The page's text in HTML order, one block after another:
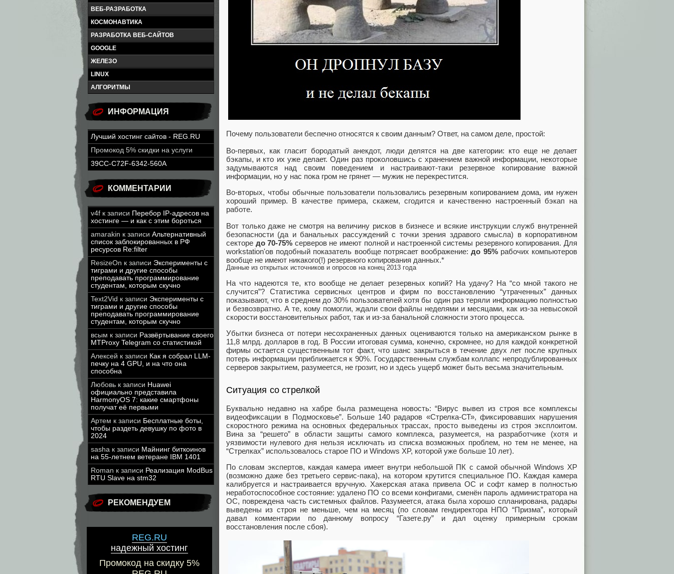
ВЕБ-РАЗРАБОТКА
КОСМОНАВТИКА
РАЗРАБОТКА ВЕБ-САЙТОВ
GOOGLE
ЖЕЛЕЗО
LINUX
АЛГОРИТМЫ
ИНФОРМАЦИЯ
Лучший хостинг сайтов - REG.RU
Промокод 5% скидки на услуги
39CC-C72F-6342-560A
КОММЕНТАРИИ
v4f к записи Перебор IP-адресов на
хостинге — и как с этим бороться
amarakin к записи Альтернативный
список заблокированных в РФ
ресурсов Re:filter
ResizeOn к записи Эксперименты с
тиграми и другие способы
преподавать программирование
студентам, которым скучно
Text2Vid к записи Эксперименты с
тиграми и другие способы
преподавать программирование
студентам, которым скучно
всым к записи Развёртывание своего
MTProxy Telegram со статистикой
Алексей к записи Как я собрал LLM-
печку на 4 GPU, и на что она
способна
Любовь к записи Huawei
официально представила
HarmonyOS 7: какие смартфоны
получат её первыми
Артем к записи Бесплатные боты,
чтобы раздеть девушку по фото в
2024
sasha к записи Майнинг биткоинов
на 55-летнем ветеране IBM 1401
Roman к записи Реализация ModBus
RTU Slave на stm32
РЕКОМЕНДУЕМ
REG.RU
надежный хостинг
Промокод на скидку 5%
Почему пользователи беспечно относятся к своим данным? Ответ, на самом деле, простой:
Во-первых, как гласит бородатый анекдот, люди делятся на две категории: кто еще не делает
бэкапы, и кто их уже делает. Один раз проколовшись с хранением важной информации, некоторые
задумываются над своим поведением и настраивают-таки резервное копирование важной
информации, но у нас пока гром не грянет — мужик не перекрестится.
Во-вторых, чтобы обычные пользователи пользовались резервным копированием дома, им нужен
хороший пример. В качестве примера, скажем, сгодится и качественно настроенный бэкап на
работе.
Вот только даже не смотря на величину рисков в бизнесе и всякие инструкции служб внутренней
безопасности (да и банальных рассуждений с точки зрения здравого смысла) в корпоративном
секторе до 70-75% серверов не имеют полной и настроенной системы резервного копирования. Для
workstation'ов подобный показатель вообще потрясает воображение: до 95%рабочих компьютеров
вообще не имеют никакого(!) резервного копирования данных.*
Данные из открытых источников и опросов на конец 2013 года
На что надеются те, кто вообще не делает резервных копий? На удачу? На “со мной такого не
случится”? Статистика сервисных центров и фирм по восстановлению “утраченных” данных
показывают, что в среднем до 30% пользователей хотя бы один раз теряли информацию полностью
и безвозвратно. А те, кому помогли, ждали свои файлы неделями и месяцами, как из-за невысокой
скорости восстановительных работ, так и из-за банальной сложности этого процесса.
Убытки бизнеса от потери несохраненных данных оцениваются только на американском рынке в
11,8 млрд. долларов в год. В России итоговая сумма, конечно, скромнее, но для каждой конкретной
фирмы остается существенным тот факт, что шанс закрыться в течение двух лет после крупных
потерь информации приближается к 90%. Государственным службам коллапс непродублированных
серверов закрытием, разумеется, не грозит, но и здесь ущерб может быть весьма значительным.
Ситуация со стрелкой
Буквально недавно на хабре была размещена новость: “Вирус вывел из строя все комплексы
видеофиксации в Подмосковье”. Больше 140 радаров «Стрелка-СТ», фиксировавших нарушения
скоростного режима на основных федеральных трассах, просто выведены из строя эксплоитом.
Вина за “решето” в области защиты самого комплекса, разумеется, на разработчике (хотя и
уязвимости нулевого дня нельзя исключать из списка возможных проблем, но тем не менее, на
“Стрелках” использовалось старое ПО и Windows XP, которой уже больше 10 лет).
По словам экспертов, каждая камера имеет внутри небольшой ПК с самой обычной Windows XP
(возможно даже без третьего сервис-пака), на котором крутится специальное ПО. Каждая камера
калибруется и настраивается вручную. Хакерская атака привела ОС и софт камер в полностью
неработоспособное состояние: удалено ПО со всеми конфигами, сменён пароль администратора на
ОС, повреждена часть системных файлов. Разумеется, атака была хорошо спланирована, радары
выведены из строя не меньше, чем на месяц (по словам гендиректора НПО “Призма”, который
давал комментарии по данному вопросу “Газете.ру” и дал оценку примерным срокам
восстановления после сбоя).